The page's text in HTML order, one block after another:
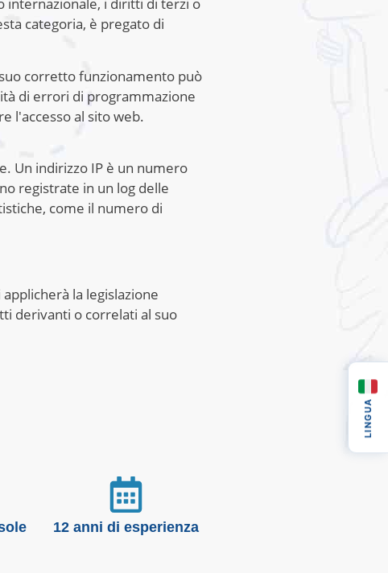
internazionale, i diritti di terzi o
categoria, è pregato di
corretto funzionamento può
di errori di programmazione
l'accesso al sito web.
Un indirizzo IP è un numero
registrate in un log delle
come il numero di
la legislazione
derivanti o correlati al suo
12 anni di esperienza
LINGUA